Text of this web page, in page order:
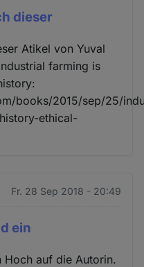
dieser
Atikel von Yuval
farming is
books/2015/sep/25/
ethical-
Fr. 28 Sep 2018 - 20:49
ein
Hoch auf die Autorin.